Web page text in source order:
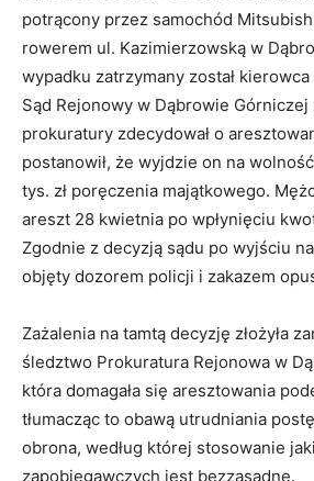
potrącony przez samochód
rowerem ul. Kazimierzowską w
wypadku zatrzymany został
Sąd Rejonowy w Dąbrowie
prokuratury zdecydował o
postanowił, że wyjdzie on na
tys. zł poręczenia majątkowego.
areszt 28 kwietnia po wpłynięciu
Zgodnie z decyzją sądu po wyjściu
objęty dozorem policji i zakazem
Zażalenia na tamtą decyzję złożyła
śledztwo Prokuratura Rejonowa w
która domagała się aresztowania
tłumacząc to obawą utrudniania
obrona, według której stosowanie
zapobiegawczych jest bezzasadne.